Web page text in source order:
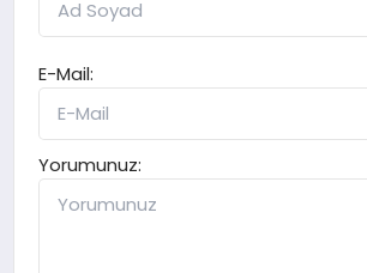
E-Mail:
Yorumunuz: